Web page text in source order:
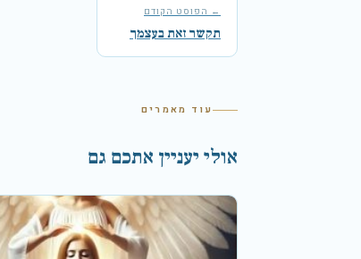
← הפוסט הקודם
תקשר זאת בעצמך
עוד מאמרים
אולי יעניין אתכם גם